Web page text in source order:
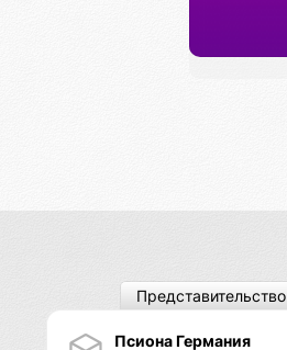
Псиона Германия
Представительство